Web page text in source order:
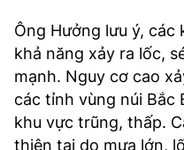
Ông Hưởng lưu ý, các
khả năng xảy ra lốc,
mạnh. Nguy cơ cao
các tỉnh vùng núi Bắc
khu vực trũng, thấp.
thiên tai do mưa lớn,